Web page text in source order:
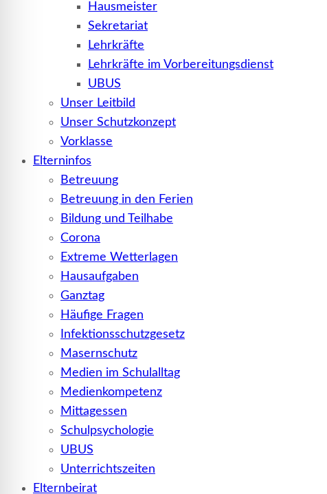
Hausmeister
Sekretariat
Lehrkräfte
Lehrkräfte im Vorbereitungsdienst
UBUS
Unser Leitbild
Unser Schutzkonzept
Vorklasse
Elterninfos
Betreuung
Betreuung in den Ferien
Bildung und Teilhabe
Corona
Extreme Wetterlagen
Hausaufgaben
Ganztag
Häufige Fragen
Infektionsschutzgesetz
Masernschutz
Medien im Schulalltag
Medienkompetenz
Mittagessen
Schulpsychologie
UBUS
Unterrichtszeiten
Elternbeirat